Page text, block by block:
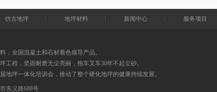
仿古地坪 地坪材料 新闻中心 服务项目
，全国混凝土和石材着色领导产品。
工程，坚固耐磨无尘亮丽，拖车叉车30年不起尘砂。
地坪一体化培训会，推动了整个硬化地坪的健康持续发展。
东义路688号